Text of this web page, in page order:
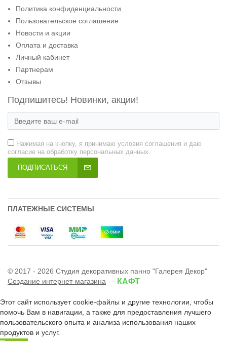
Политика конфиденциальности
Пользовательское соглашение
Новости и акции
Оплата и доставка
Личный кабинет
Партнерам
Отзывы
Подпишитесь! Новинки, акции!
Нажимая на кнопку, я принимаю условия соглашения и даю
согласие на обработку персональных данных.
ПОДПИСАТЬСЯ
ПЛАТЕЖНЫЕ СИСТЕМЫ
© 2017 - 2026 Студия декоративных панно "Галерея Декор"
Создание интернет-магазина — КАФТ
Этот сайт использует cookie-файлы и другие технологии, чтобы
помочь Вам в навигации, а также для предоставления лучшего
пользовательского опыта и анализа использования наших
продуктов и услуг.